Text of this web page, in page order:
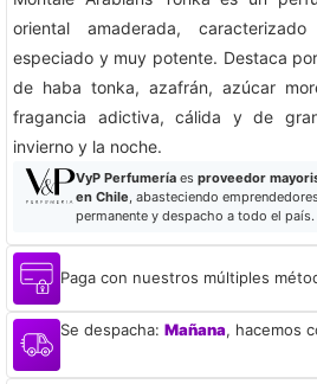
oriental amaderada,
especiado y muy potente. Destaca
de haba tonka, azafrán, azúcar
fragancia adictiva, cálida y de
invierno y la noche.
VyP Perfumeríaes proveedor
en Chile, abasteciendo
permanente y despacho a todo el país.
Paga con nuestros múltiples
Se despacha: Mañana, hacemos